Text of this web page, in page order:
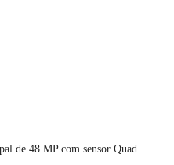
de 48 MP com sensor Quad